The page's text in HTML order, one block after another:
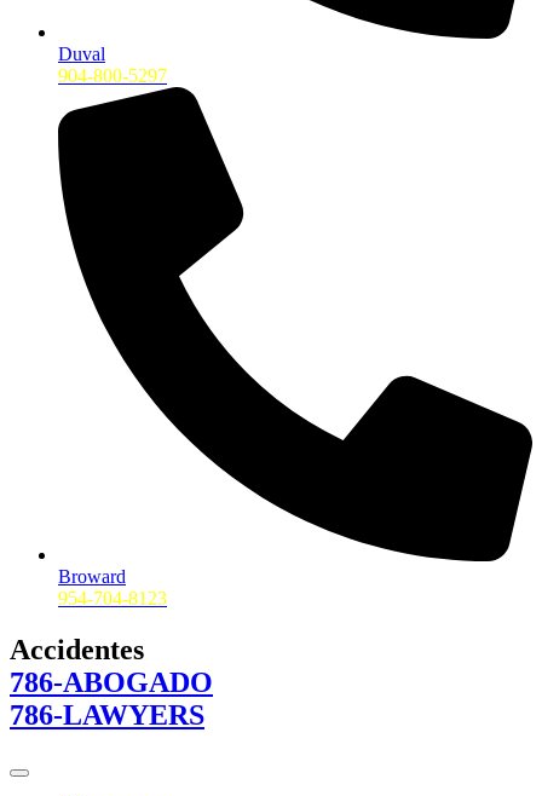
Duval
904-800-5297
Broward
954-704-8123
Accidentes
786-ABOGADO
786-LAWYERS